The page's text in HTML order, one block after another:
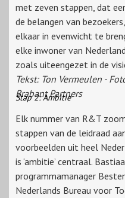
met zeven stappen, dat
de belangen van
elkaar in evenwicht te
elke inwoner van
zoals uiteengezet in de
Tekst: Ton Vermeulen -
Brabant Partners
Stap 2: Ambitie
Elk nummer van R&T
stappen van de leidraad
voorbeelden uit heel
is ‘ambitie’ centraal.
programmamanager
Nederlands Bureau voor